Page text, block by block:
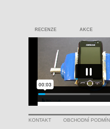
RECENZE AKCE
KONTAKT OBCHODNÍ